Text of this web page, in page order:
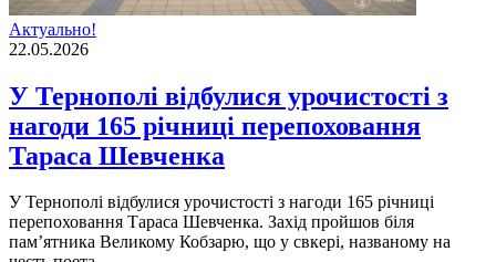
Актуально!
22.05.2026
У Тернополі відбулися урочистості з
нагоди 165 річниці перепоховання
Тараса Шевченка
У Тернополі відбулися урочистості з нагоди 165 річниці
перепоховання Тараса Шевченка. Захід пройшов біля
пам’ятника Великому Кобзарю, що у свкері, названому на